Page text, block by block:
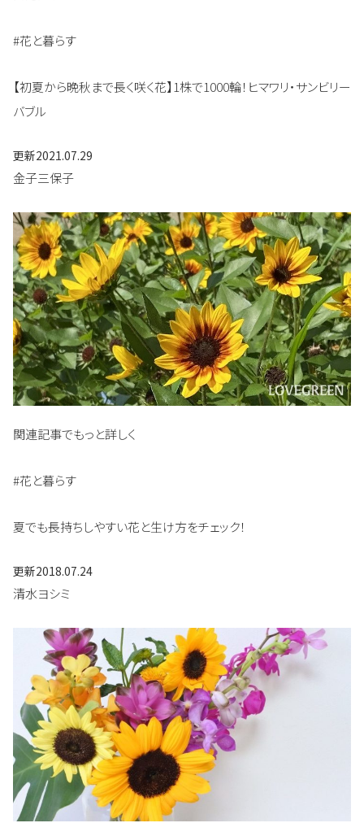
#花と暮らす
【初夏から晩秋まで長く咲く花】1株で1000輪！ヒマワリ・サンビリー
バブル
更新2021.07.29
金子三保子
関連記事でもっと詳しく
#花と暮らす
夏でも長持ちしやすい花と生け方をチェック！
更新2018.07.24
清水ヨシミ